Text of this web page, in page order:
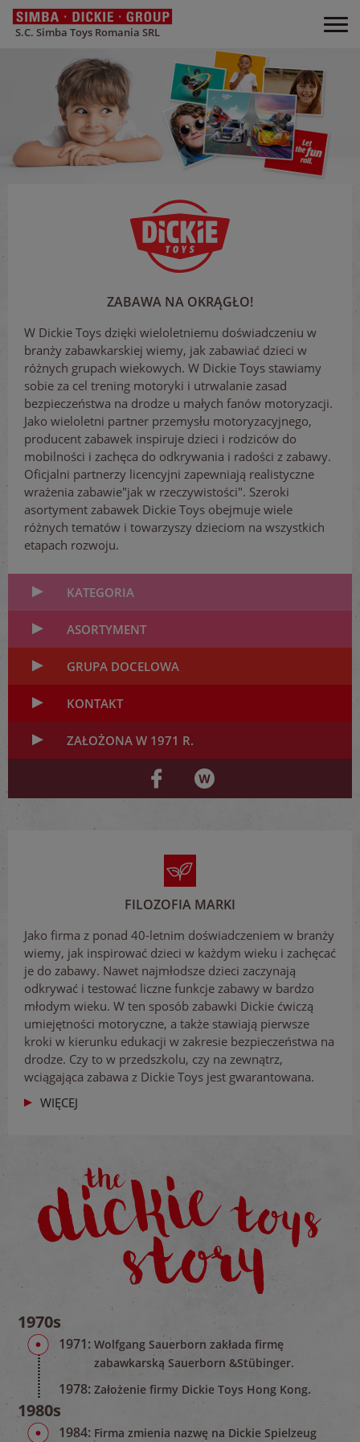
S.C. Simba Toys Romania SRL
ZABAWA NA OKRĄGŁO!
W Dickie Toys dzięki wieloletniemu doświadczeniu w
branży zabawkarskiej wiemy, jak zabawiać dzieci w
różnych grupach wiekowych. W Dickie Toys stawiamy
sobie za cel trening motoryki i utrwalanie zasad
bezpieczeństwa na drodze u małych fanów motoryzacji.
Jako wieloletni partner przemysłu motoryzacyjnego,
producent zabawek inspiruje dzieci i rodziców do
mobilności i zachęca do odkrywania i radości z zabawy.
Oficjalni partnerzy licencyjni zapewniają realistyczne
wrażenia zabawie"jak w rzeczywistości". Szeroki
asortyment zabawek Dickie Toys obejmuje wiele
różnych tematów i towarzyszy dzieciom na wszystkich
etapach rozwoju.
KATEGORIA
ASORTYMENT
GRUPA DOCELOWA
KONTAKT
ZAŁOŻONA W 1971 R.
FILOZOFIA MARKI
Jako firma z ponad 40-letnim doświadczeniem w branży
wiemy, jak inspirować dzieci w każdym wieku i zachęcać
je do zabawy. Nawet najmłodsze dzieci zaczynają
odkrywać i testować liczne funkcje zabawy w bardzo
młodym wieku. W ten sposób zabawki Dickie ćwiczą
umiejętności motoryczne, a także stawiają pierwsze
kroki w kierunku edukacji w zakresie bezpieczeństwa na
drodze. Czy to w przedszkolu, czy na zewnątrz,
wciągająca zabawa z Dickie Toys jest gwarantowana.
WIĘCEJ
1970s
1971: Wolfgang Sauerborn zakłada firmę
zabawkarską Sauerborn &Stübinger.
1978: Założenie firmy Dickie Toys Hong Kong.
1980s
1984: Firma zmienia nazwę na Dickie Spielzeug